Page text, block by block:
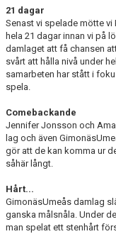
21 dagar
Senast vi spelade mötte vi
hela 21 dagar innan vi på
damlaget att få chansen
svårt att hålla nivå under
samarbeten har stått i
spela.
Comebackande
Jennifer Jonsson och
lag och även
gör att de kan komma ur
såhär långt.
Hårt...
GimonäsUmeås damlag
ganska målsnåla. Under
man spelat ett stenhårt